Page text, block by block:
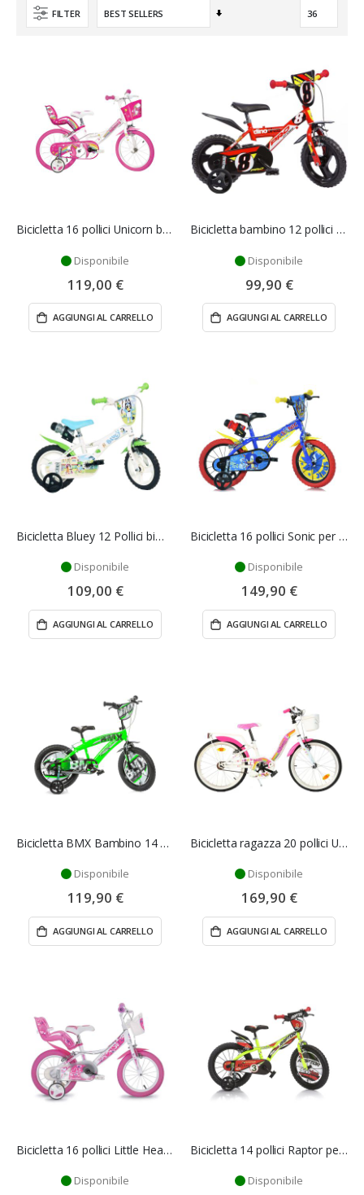
FILTER
Imposta
Bicicletta 16 pollici Unicorn bambina - Dino Bikes
Disponibile
119,00 €
AGGIUNGI AL CARRELLO
Bicicletta bambino 12 pollici Pro Cross - Dino Bikes
Disponibile
99,90 €
AGGIUNGI AL CARRELLO
Bicicletta Bluey 12 Pollici bimbo - Dino Bikes
Disponibile
109,00 €
AGGIUNGI AL CARRELLO
Bicicletta 16 pollici Sonic per bambino - Dino Bikes
Disponibile
149,90 €
AGGIUNGI AL CARRELLO
Bicicletta BMX Bambino 14 Pollici con Rotelle - Dino Bikes
Disponibile
119,90 €
AGGIUNGI AL CARRELLO
Bicicletta ragazza 20 pollici Unicorno - Dino bikes
Disponibile
169,90 €
AGGIUNGI AL CARRELLO
Bicicletta 16 pollici Little Heart bambina - Dino Bikes
Disponibile
Bicicletta 14 pollici Raptor per bambino - Dino Bikes
Disponibile